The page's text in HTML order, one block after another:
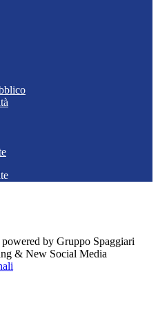
by Gruppo Spaggiari
& New Social Media